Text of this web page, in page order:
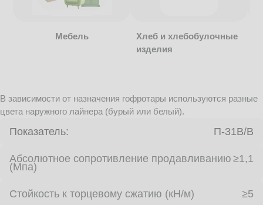
Мебель
Хлеб и хлебобулочные
изделия
В зависимости от назначения гофротары используются разные
цвета наружного лайнера (бурый или белый).
Показатель: П-31В/B
Абсолютное сопротивление продавливанию
(Мпа)
≥1,1
Стойкость к торцевому сжатию (кН/м) ≥5